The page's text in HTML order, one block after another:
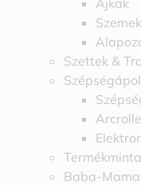
Ajkak
Szemek
Szettek &
Termékminta
Baba-Mama